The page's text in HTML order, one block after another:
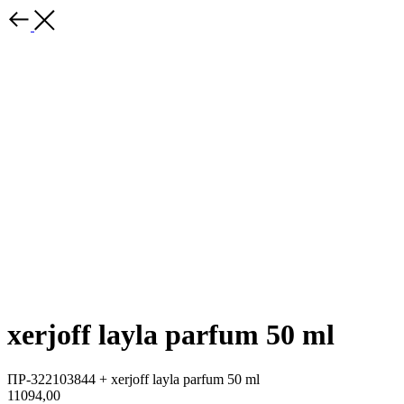
xerjoff layla parfum 50 ml
ПР-322103844 + xerjoff layla parfum 50 ml
11094,00